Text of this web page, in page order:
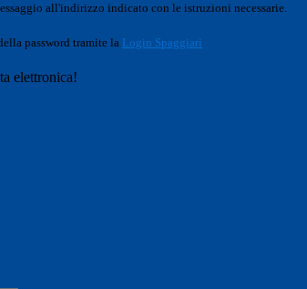
all'indirizzo indicato con le istruzioni necessarie.
password tramite la Login Spaggiari
elettronica!